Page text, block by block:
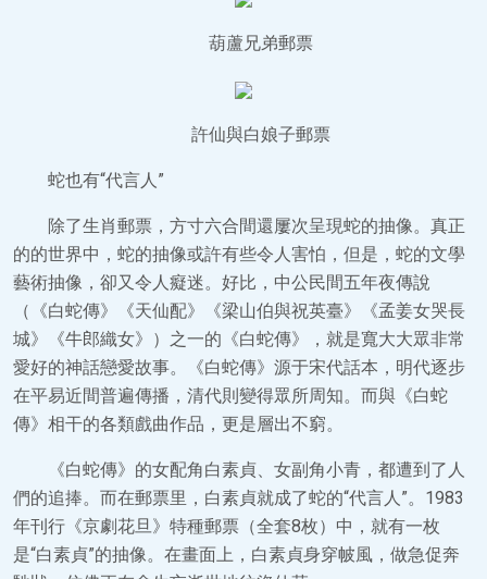
葫蘆兄弟郵票
許仙與白娘子郵票
蛇也有“代言人”
除了生肖郵票，方寸六合間還屢次呈現蛇的抽像。真正
的的世界中，蛇的抽像或許有些令人害怕，但是，蛇的文學
藝術抽像，卻又令人癡迷。好比，中公民間五年夜傳說
（《白蛇傳》《天仙配》《梁山伯與祝英臺》《孟姜女哭長
城》《牛郎織女》）之一的《白蛇傳》，就是寬大大眾非常
愛好的神話戀愛故事。《白蛇傳》源于宋代話本，明代逐步
在平易近間普遍傳播，清代則變得眾所周知。而與《白蛇
傳》相干的各類戲曲作品，更是層出不窮。
《白蛇傳》的女配角白素貞、女副角小青，都遭到了人
們的追捧。而在郵票里，白素貞就成了蛇的“代言人”。1983
年刊行《京劇花旦》特種郵票（全套8枚）中，就有一枚
是“白素貞”的抽像。在畫面上，白素貞身穿帔風，做急促奔